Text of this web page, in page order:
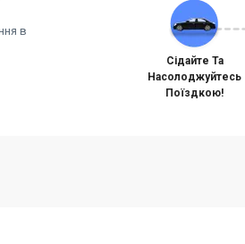
в
Сідайте Та
Насолоджуйтесь
Поїздкою!